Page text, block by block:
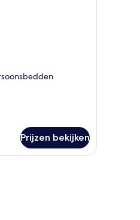
Prijzen bekijken